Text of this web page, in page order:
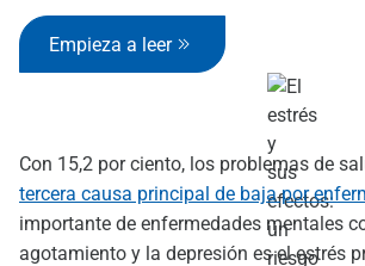
Empieza a leer
Con 15,2 por ciento, los problemas de
tercera causa principal de baja por
importante de enfermedades mentales
agotamiento y la depresión es el estrés